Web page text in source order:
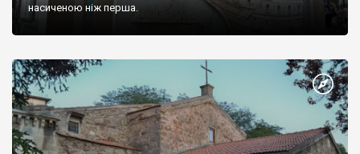
насиченою ніж перша.